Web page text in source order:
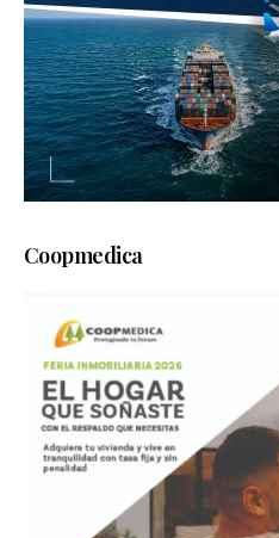
Coopmedica